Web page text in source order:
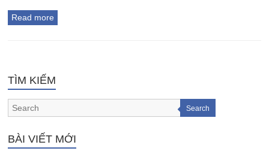
Read more
TÌM KIẾM
Search
BÀI VIẾT MỚI